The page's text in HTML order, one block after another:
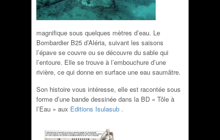
magnifique sous quelques mètres d’eau. Le
Bombardier B25 d’Aléria, suivant les saisons
l’épave se couvre ou se découvre du sable qui
l’entoure. Elle se trouve à l’embouchure d’une
rivière, ce qui donne en surface une eau saumâtre.
Son histoire vous intéresse, elle est racontée sous
forme d’une bande dessinée dans la BD « Tôle à
l’Eau » aux Editions Isulasub .